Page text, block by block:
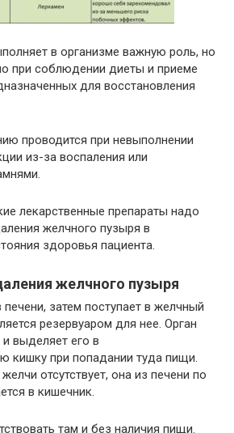
в организме важную роль, но
при соблюдении диеты и приеме
для восстановления
проводится при невыполнении
из-за воспаления или
лекарственные препараты надо
желчного пузыря в
здоровья пациента.
желчного пузыря
затем поступает в желчный
резервуаром для нее. Орган
и выделяет его в
кишку при попадании туда пищи.
отсутствует, она из печени по
в кишечник.
там и без наличия пищи.